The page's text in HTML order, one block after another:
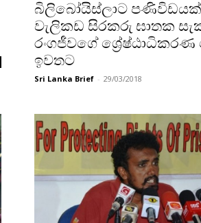
බිලිබෝයිස්ලාට
වැලිකඩ සිරකරු ඝාතක
රංගජීවගේ
ඉවතට
Sri Lanka Brief - 29/03/2018